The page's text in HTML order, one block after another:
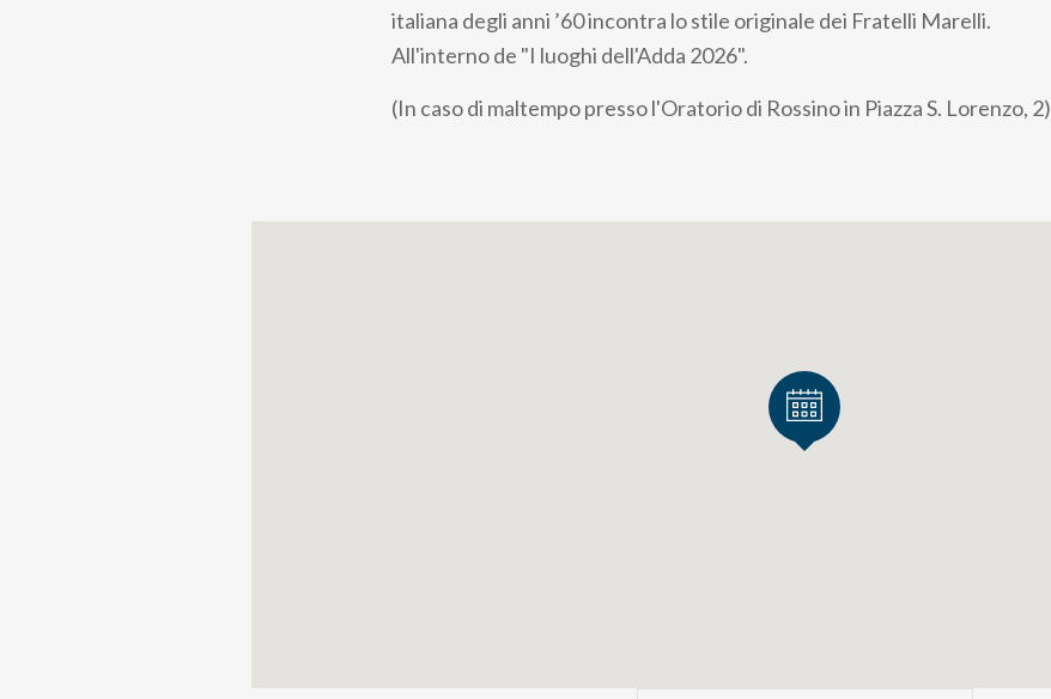
italiana degli anni ’60 incontra lo stile originale dei Fratelli Marelli.
All'interno de "I luoghi dell'Adda 2026".
(In caso di maltempo presso l'Oratorio di Rossino in Piazza S. Lorenzo, 2)